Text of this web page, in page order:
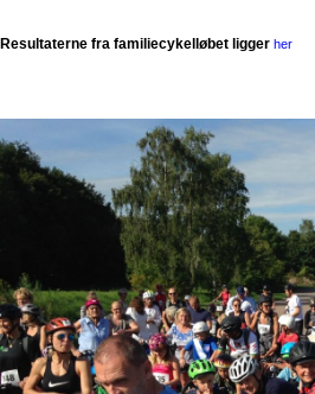
Resultaterne fra familiecykelløbet ligger her